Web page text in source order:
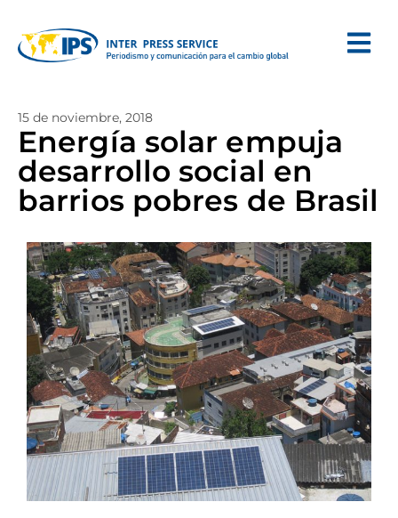
15 de noviembre, 2018
Energía solar empuja
desarrollo social en
barrios pobres de Brasil